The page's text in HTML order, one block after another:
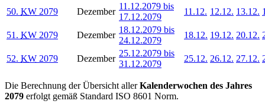
50. KW 2079 Dezember
11.12.2079 bis
17.12.2079
11.12. 12.12. 13.12.
51. KW 2079 Dezember
18.12.2079 bis
24.12.2079
18.12. 19.12. 20.12.
52. KW 2079 Dezember
25.12.2079 bis
31.12.2079
25.12. 26.12. 27.12.
Die Berechnung der Übersicht allerKalenderwochen des Jahres
2079 erfolgt gemäß Standard ISO 8601 Norm.